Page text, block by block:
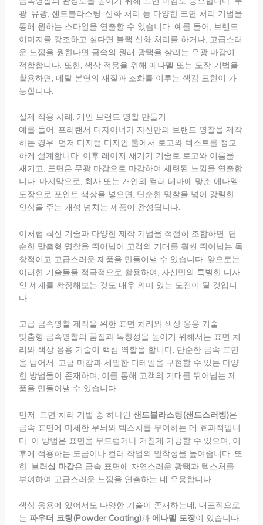
광, 유광, 샌드블라스팅, 산화 처리 등 다양한 표면 처리 기법을
통해 원하는 스타일을 연출할 수 있습니다. 예를 들어, 브랜드
이미지를 강조하고 싶다면 블랙 산화 처리를 하거나, 고급스러
운 느낌을 원한다면 금속의 원래 광택을 살리는 유광 마감이
적합합니다. 또한, 색상 적용을 위해 에나멜 또는 도장 기법을
활용하면, 메탈 본연의 재질과 조화를 이루는 색감 표현이 가
능합니다.
실제 적용 사례: 개인 브랜드 명찰 만들기
예를 들어, 프리랜서 디자이너가 자신만의 브랜드 명찰을 제작
하는 경우, 먼저 디지털 디자인 툴에서 로고와 텍스트를 정교
하게 설계합니다. 이후 레이저 새기기 기술로 로고와 이름을
새기고, 표면은 무광 마감으로 마감하여 세련된 느낌을 연출합
니다. 마지막으로, 회사 또는 개인의 컬러 테마에 맞춘 에나멜
도장으로 포인트 색상을 넣으면, 단순한 명찰을 넘어 강렬한
인상을 주는 개성 넘치는 제품이 완성됩니다.
이처럼 최신 기술과 다양한 제작 기법을 적절히 조합하면, 단
순한 맞춤형 명찰을 뛰어넘어 고객의 기대를 훨씬 뛰어넘는 독
창적이고 고급스러운 제품을 만들어낼 수 있습니다. 앞으로는
이러한 기술들을 적극적으로 활용하여, 자신만의 특별한 디자
인 세계를 확장해보는 것도 매우 의미 있는 도전이 될 것입니
다.
고급 금속명찰 제작을 위한 표면 처리와 색상 응용 기술
맞춤형 금속명찰의 품질과 독창성을 높이기 위해서는 표면 처
리와 색상 응용 기술이 핵심 역할을 합니다. 단순한 금속 표면
을 넘어서, 고급 마감과 세밀한 디테일을 구현할 수 있는 다양
한 방법들이 존재하며, 이를 통해 고객의 기대를 뛰어넘는 제
품을 만들어낼 수 있습니다.
먼저, 표면 처리 기법 중 하나인 샌드블라스팅(샌드스러빙)은
금속 표면에 미세한 무늬와 텍스처를 부여하는 데 효과적입니
다. 이 방법은 표면을 부드럽거나 거칠게 가공할 수 있으며, 이
후에 적용하는 도금이나 컬러 작업의 밀착성을 높여줍니다. 또
한, 브러싱 마감은 금속 표면에 자연스러운 광택과 텍스처를
부여하여 고급스러운 느낌을 연출하는 데 유용합니다.
색상 응용에 있어서도 다양한 기술이 존재하는데, 대표적으로
는 파우더 코팅(Powder Coating)과 에나멜 도장이 있습니다.